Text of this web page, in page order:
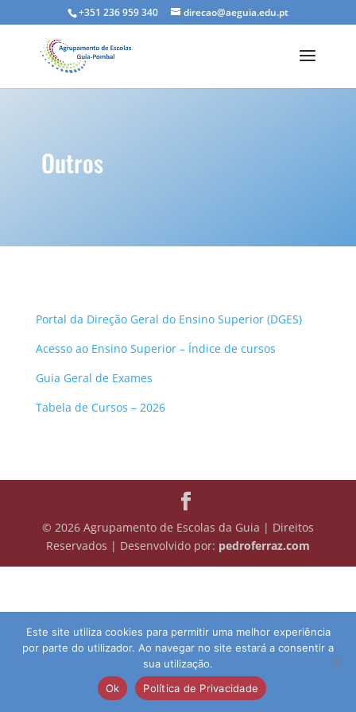
+351 236 959 340 direcao@aeguia.edu.pt
Outros
Portal da Direção Geral do Ensino Superior (DGES)
Acesso ao Ensino Superior – Índice de cursos
Guia Geral de Exames
Tabela de Cursos – 2026
© 2026 Agrupamento de Escolas da Guia | Direitos
Reservados | Desenvolvido por: pedroferraz.com
Este site utiliza cookies para permitir uma melhor experiência
por parte do utilizador. Ao navegar no site estará a consentir a
sua utilização.
Ok
Política de Privacidade